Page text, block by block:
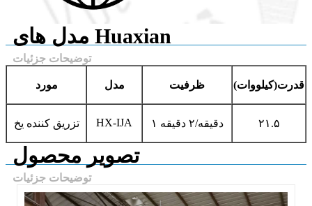
مدل های Huaxian
توضیحات جزئیات
مورد مدل ظرفیت قدرت(کیلووات)
تزریق کننده یخ HX-IJA ۱ دقیقه/۲ دقیقه ۲۱.۵
تصویر محصول
توضیحات جزئیات